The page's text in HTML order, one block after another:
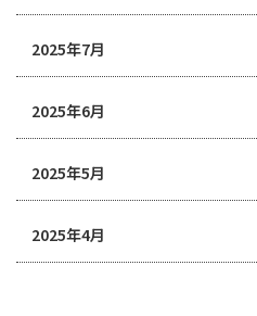
2025年7月
2025年6月
2025年5月
2025年4月